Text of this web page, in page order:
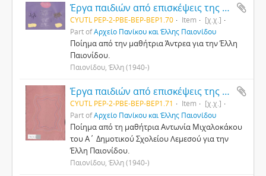
Έργα παιδιών από επισκέψεις της Έλλης Παιονίδου σε σχολεία
CYUTL PEP-2-PBE-ΒΕP-BEP1.70 Item
[χ.χ.]
Part ofΑρχείο Πανίκου και Έλλης Παιονίδου
Ποίημα από την μαθήτρια Άντρεα για την Έλλη
Παιονίδου.
Παιονίδου, Έλλη (1940-)
Έργα παιδιών από επισκέψεις της Έλλης Παιονίδου σε σχολεία
CYUTL PEP-2-PBE-ΒΕP-BEP1.71 Item
[χ.χ.]
Part ofΑρχείο Πανίκου και Έλλης Παιονίδου
Ποίημα από τη μαθήτρια Αντωνία Μιχαλοκάκου
του Α΄ Δημοτικού Σχολείου Λεμεσού για την
Έλλη Παιονίδου.
Παιονίδου, Έλλη (1940-)